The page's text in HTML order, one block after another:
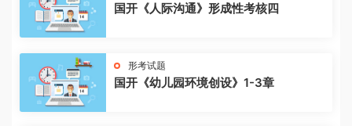
国开《人际沟通》形成性考核四
形考试题
国开《幼儿园环境创设》1-3章